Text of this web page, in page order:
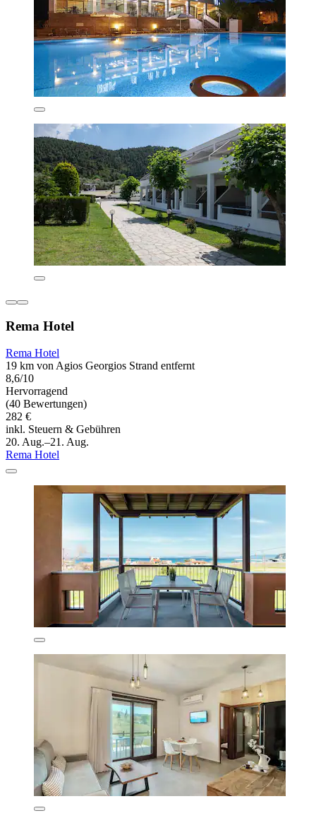
Rema Hotel
Rema Hotel
19 km von Agios Georgios Strand entfernt
8,6/10
Hervorragend
(40 Bewertungen)
282 €
inkl. Steuern & Gebühren
20. Aug.–21. Aug.
Rema Hotel